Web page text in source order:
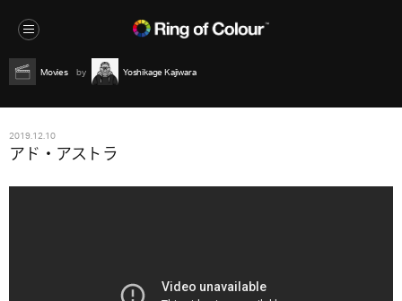
Movies Yoshikage Kajiwara
2019.12.10
アド・アストラ